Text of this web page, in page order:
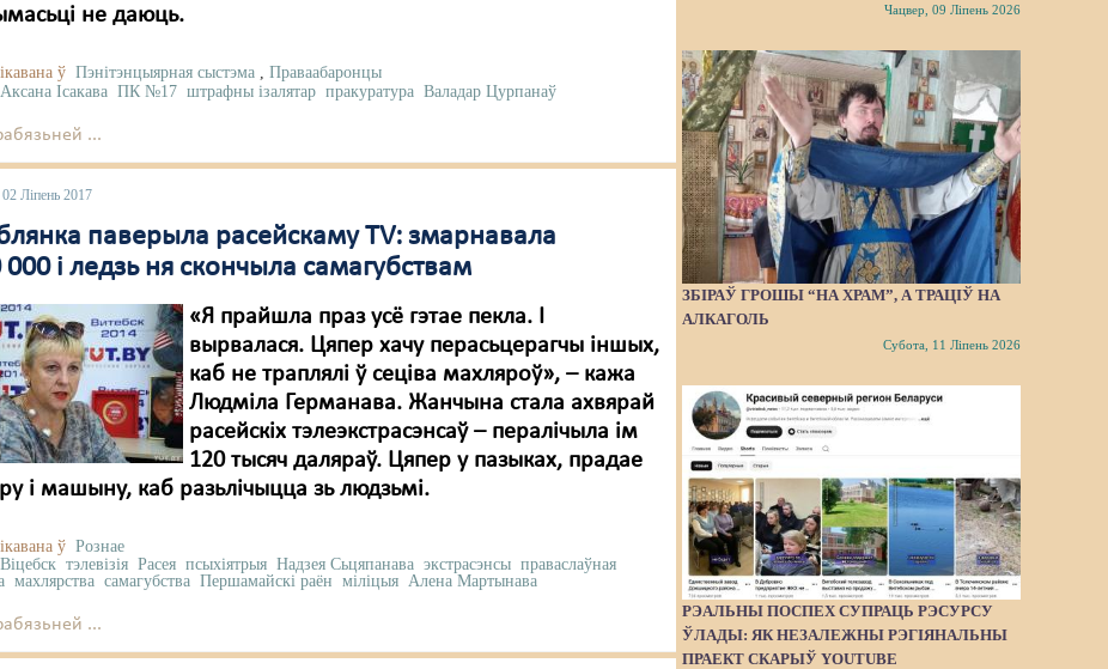
не даюць.
ў Пэнітэнцыярная сыстэма ,Праваабаронцы
Аксана Ісакава ПК №17 штрафны ізалятар пракуратура Валадар Цурпанаў
...
Ліпень 2017
паверыла расейскаму TV: змарнавала
000 і ледзь ня скончыла самагубствам
«Я прайшла праз усё гэтае пекла. І
вырвалася. Цяпер хачу перасьцерагчы іншых,
каб не траплялі ў сеціва махляроў», – кажа
Людміла Германава. Жанчына стала ахвярай
расейскіх тэлеэкстрасэнсаў – пералічыла ім
120 тысяч даляраў. Цяпер у пазыках, прадае
і машыну, каб разьлічыцца зь людзьмі.
ў Рознае
Віцебск тэлевізія Расея псыхіятрыя Надзея Сьцяпанава экстрасэнсы праваслаўная
махлярства самагубства Першамайскі раён міліцыя Алена Мартынава
...
Чацвер, 09 Ліпень 2026
ЗБІРАЎ ГРОШЫ “НА ХРАМ”, А ТРАЦІЎ НА
АЛКАГОЛЬ
Субота, 11 Ліпень 2026
РЭАЛЬНЫ ПОСПЕХ СУПРАЦЬ РЭСУРСУ
ЎЛАДЫ: ЯК НЕЗАЛЕЖНЫ РЭГІЯНАЛЬНЫ
ПРАЕКТ СКАРЫЎ YOUTUBE